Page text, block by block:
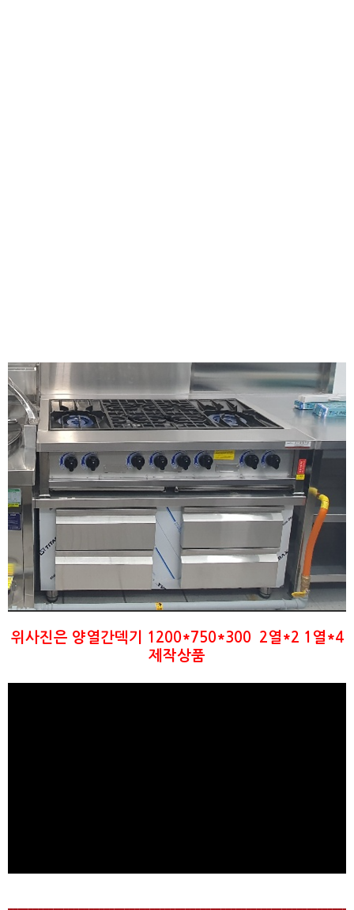
위사진은 양열간덱기 1200*750*300 2열*2 1열*4
제작상품